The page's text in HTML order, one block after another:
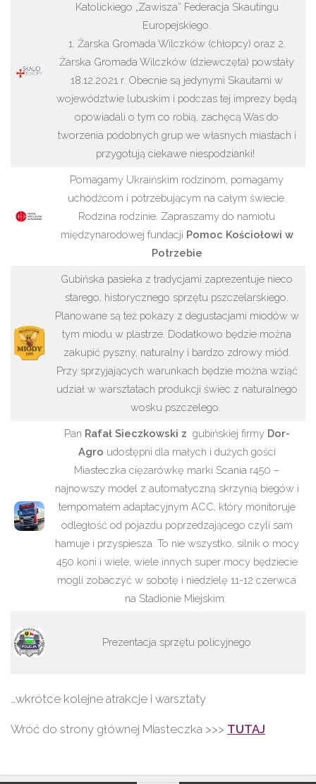
Katolickiego „Zawisza” Federacja Skautingu
Europejskiego.
1. Żarska Gromada Wilczków (chłopcy) oraz 2.
Żarska Gromada Wilczków (dziewczęta) powstały
18.12.2021 r. Obecnie są jedynymi Skautami w
województwie lubuskim i podczas tej imprezy będą
opowiadali o tym co robią, zachęcą Was do
tworzenia podobnych grup we własnych miastach i
przygotują ciekawe niespodzianki!
Pomagamy Ukraińskim rodzinom, pomagamy
uchodźcom i potrzebującym na całym świecie.
Rodzina rodzinie. Zapraszamy do namiotu
międzynarodowej fundacji Pomoc Kościołowi w
Potrzebie
Gubińska pasieka z tradycjami zaprezentuje nieco
starego, historycznego sprzętu pszczelarskiego.
Planowane są też pokazy z degustacjami miodów w
tym miodu w plastrze. Dodatkowo będzie można
zakupić pyszny, naturalny i bardzo zdrowy miód.
Przy sprzyjających warunkach będzie można wziąć
udział w warsztatach produkcji świec z naturalnego
wosku pszczelego.
Pan Rafał Sieczkowski z gubińskiej firmyDor-
Agro udostępni dla małych i dużych gości
Miasteczka ciężarówkę marki Scania r450 –
najnowszy model z automatyczną skrzynią biegów i
tempomatem adaptacyjnym ACC, który monitoruje
odległość od pojazdu poprzedzającego czyli sam
hamuje i przyspiesza. To nie wszystko, silnik o mocy
450 koni i wiele, wiele innych super mocy będziecie
mogli zobaczyć w sobotę i niedzielę 11-12 czerwca
na Stadionie Miejskim.
Prezentacja sprzętu policyjnego
…wkrótce kolejne atrakcje i warsztaty
Wróć do strony głównej Miasteczka >>> TUTAJ